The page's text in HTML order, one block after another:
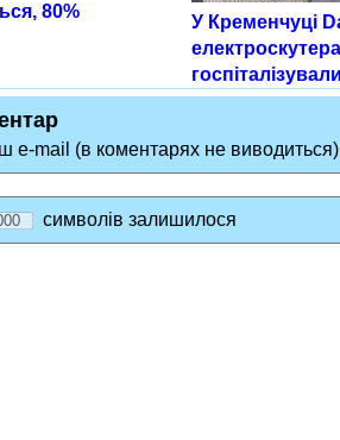
80%
У Кременчуці
госпіталізували
e-mail (в коментарях не виводиться)
символів залишилося